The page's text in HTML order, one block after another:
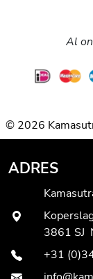
Al
© 2026
ADRES
3861 SJ
+31